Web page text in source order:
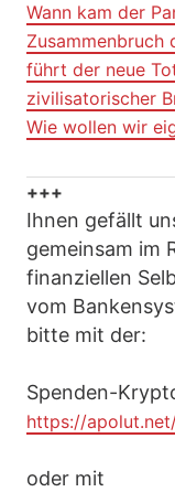
Wann kam der
Zusammenbruch
führt der neue
zivilisatorischer
Wie wollen wir
+++
Ihnen gefällt
gemeinsam im
finanziellen
vom
bitte mit der:
Spenden-
https://
oder mit